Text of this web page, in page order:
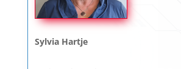
Sylvia Hartje